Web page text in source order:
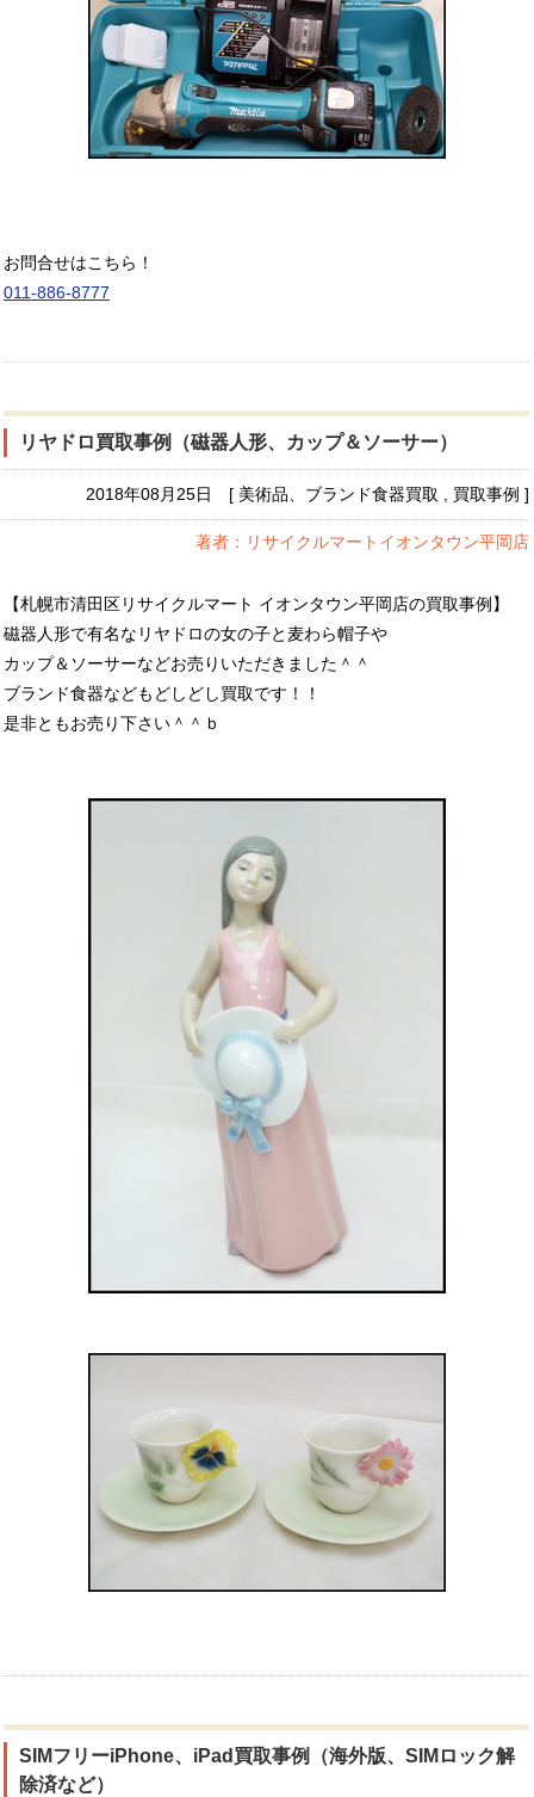
お問合せはこちら！
011-886-8777
リヤドロ買取事例（磁器人形、カップ＆ソーサー）
2018年08月25日 [ 美術品、ブランド食器買取 , 買取事例 ]
著者：リサイクルマートイオンタウン平岡店
【札幌市清田区リサイクルマート イオンタウン平岡店の買取事例】
磁器人形で有名なリヤドロの女の子と麦わら帽子や
カップ＆ソーサーなどお売りいただきました＾＾
ブランド食器などもどしどし買取です！！
是非ともお売り下さい＾＾ｂ
SIMフリーiPhone、iPad買取事例（海外版、SIMロック解
除済など）